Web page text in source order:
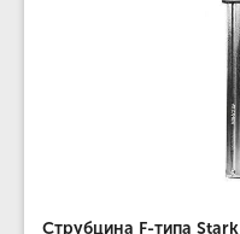
Струбцина F-типа